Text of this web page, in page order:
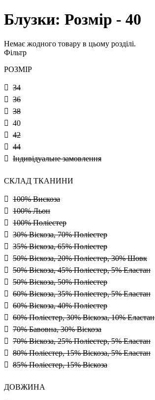
Блузки: Розмір - 40
Немає жодного товару в цьому розділі.
Фільтр
РОЗМІР
34
36
38
40
42
44
Індивідуальне замовлення
СКЛАД ТКАНИНИ
100% Вискоза
100% Льон
100% Поліестер
30% Віскоза, 70% Поліестер
35% Віскоза, 65% Поліестер
50% Віскоза, 20% Поліестер, 30% Шовк
50% Віскоза, 45% Поліестер, 5% Еластан
50% Віскоза, 50% Поліестер
60% Віскоза, 35% Поліестер, 5% Еластан
60% Віскоза, 40% Поліестер
60% Поліестер, 30% Віскоза, 10% Еластан
70% Бавовна, 30% Віскоза
70% Віскоза, 25% Поліестер, 5% Еластан
80% Поліестер, 15% Віскоза, 5% Еластан
85% Поліестер, 15% Віскоза
ДОВЖИНА